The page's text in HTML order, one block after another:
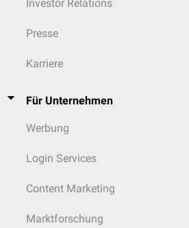
Investor Relations
Presse
Karriere
Für Unternehmen
Werbung
Login Services
Content Marketing
Marktforschung